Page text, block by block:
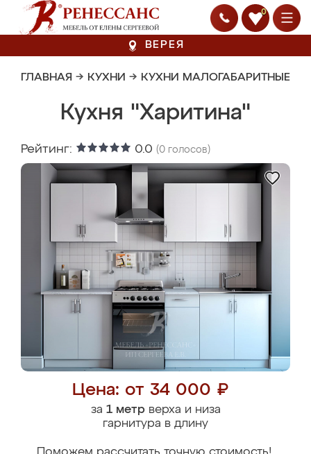
0
ВЕРЕЯ
ГЛАВНАЯ → КУХНИ → КУХНИ МАЛОГАБАРИТНЫЕ
Кухня "Харитина"
Рейтинг: 0.0 (0 голосов)
Цена: от 34 000 ₽
за 1 метрверха и низа
гарнитура в длину